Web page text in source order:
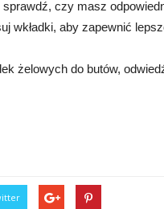
czy masz
wkładki, aby zapewnić
żelowych do butów,